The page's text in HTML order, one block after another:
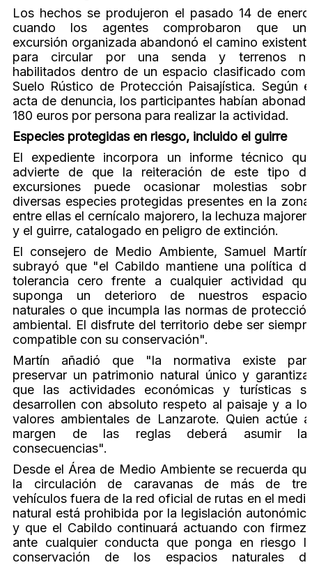
Los hechos se produjeron el pasado 14 de
cuando los agentes comprobaron que
excursión organizada abandonó el camino
para circular por una senda y terrenos
habilitados dentro de un espacio clasificado
Suelo Rústico de Protección Paisajística. Según
acta de denuncia, los participantes habían
180 euros por persona para realizar la actividad.
Especies protegidas en riesgo, incluido el guirre
El expediente incorpora un informe técnico
advierte de que la reiteración de este tipo
excursiones puede ocasionar molestias
diversas especies protegidas presentes en la
entre ellas el cernícalo majorero, la lechuza
y el guirre, catalogado en peligro de extinción.
El consejero de Medio Ambiente, Samuel
subrayó que "el Cabildo mantiene una política
tolerancia cero frente a cualquier actividad
suponga un deterioro de nuestros
naturales o que incumpla las normas de
ambiental. El disfrute del territorio debe ser
compatible con su conservación".
Martín añadió que "la normativa existe
preservar un patrimonio natural único y
que las actividades económicas y turísticas
desarrollen con absoluto respeto al paisaje y a
valores ambientales de Lanzarote. Quien actúe
margen de las reglas deberá asumir
consecuencias".
Desde el Área de Medio Ambiente se recuerda
la circulación de caravanas de más de
vehículos fuera de la red oficial de rutas en el
natural está prohibida por la legislación
y que el Cabildo continuará actuando con
ante cualquier conducta que ponga en riesgo
conservación de los espacios naturales